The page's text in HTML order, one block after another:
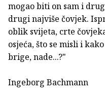
mogao biti on sam i
drugi najviše čovjek.
oblik svijeta, crte
osjeća, što se misli i
brige, nade...?"
Ingeborg Bachmann